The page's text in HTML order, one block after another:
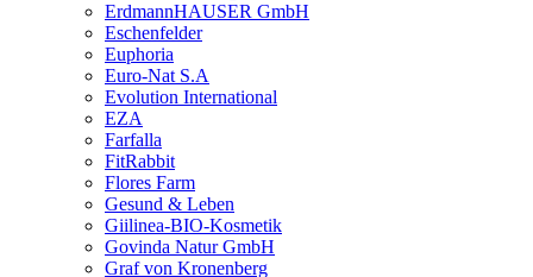
ErdmannHAUSER GmbH
Eschenfelder
Euphoria
Euro-Nat S.A
Evolution International
EZA
Farfalla
FitRabbit
Flores Farm
Gesund & Leben
Giilinea-BIO-Kosmetik
Govinda Natur GmbH
Graf von Kronenberg